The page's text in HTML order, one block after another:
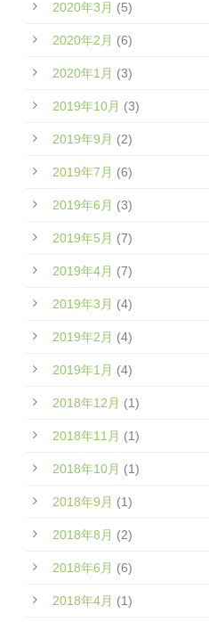
2020年3月 (5)
2020年2月 (6)
2020年1月 (3)
2019年10月 (3)
2019年9月 (2)
2019年7月 (6)
2019年6月 (3)
2019年5月 (7)
2019年4月 (7)
2019年3月 (4)
2019年2月 (4)
2019年1月 (4)
2018年12月 (1)
2018年11月 (1)
2018年10月 (1)
2018年9月 (1)
2018年8月 (2)
2018年6月 (6)
2018年4月 (1)